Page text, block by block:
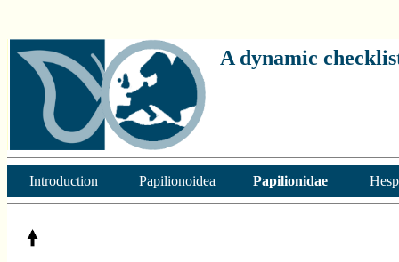
A dynamic
Introduction Papilionoidea Papilionidae